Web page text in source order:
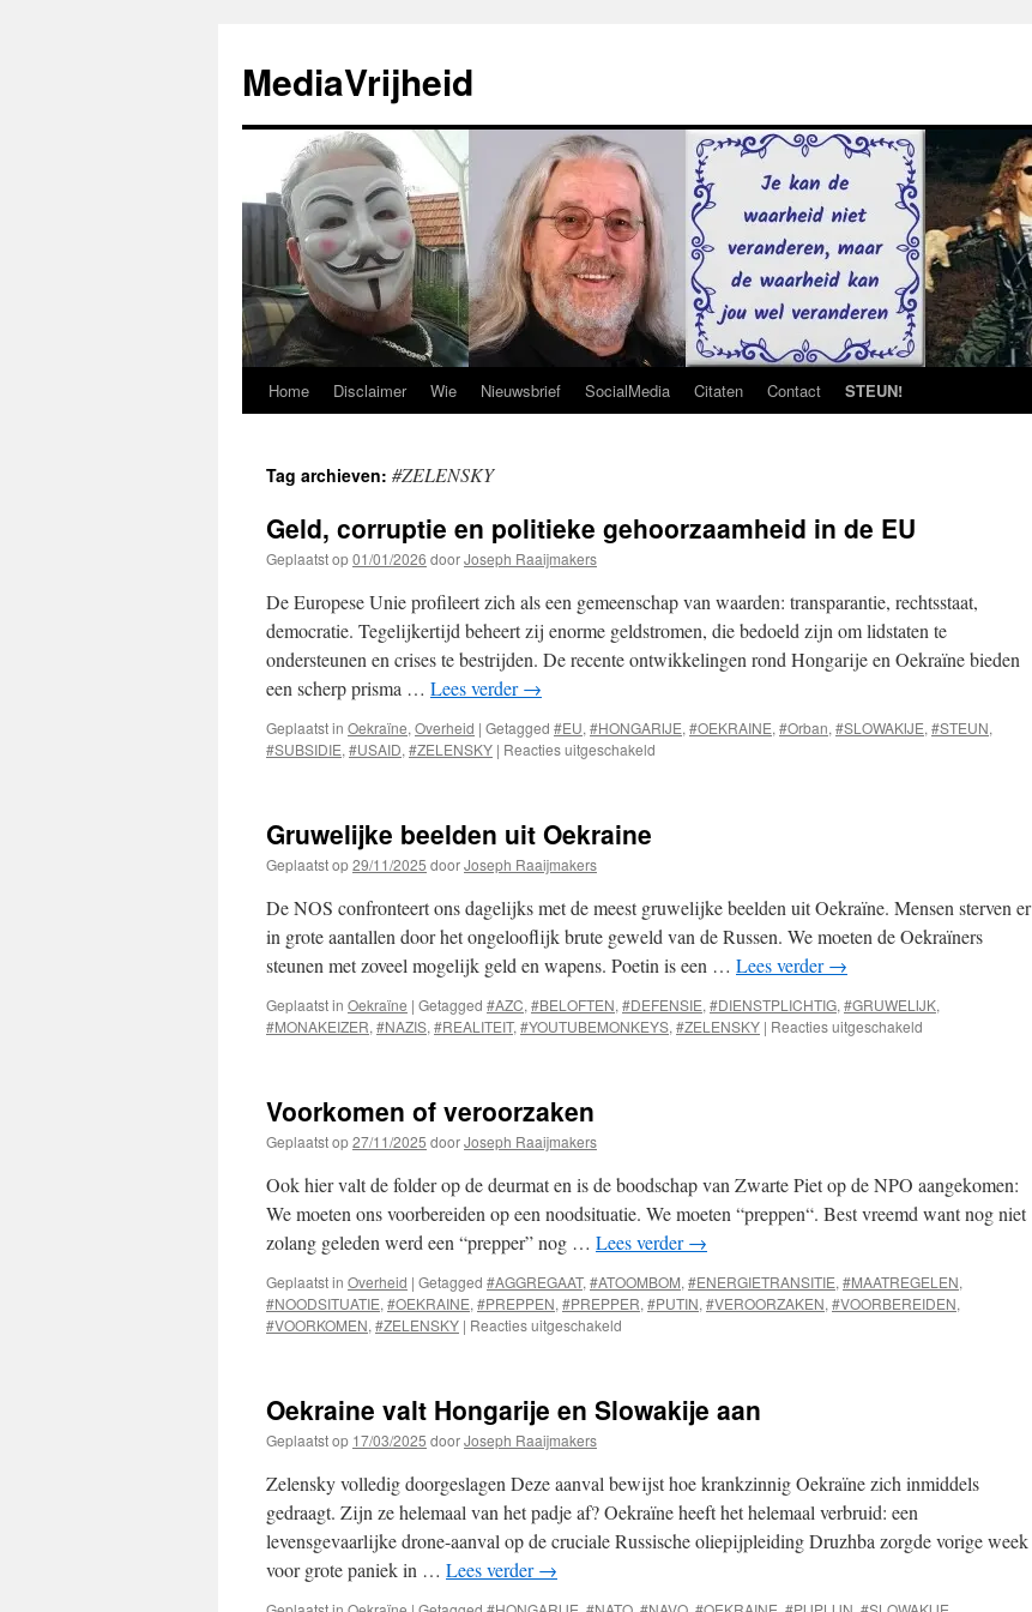
de
inhoud
MediaVrijheid
Home Disclaimer Wie Nieuwsbrief SocialMedia Citaten Contact STEUN!
Tag archieven: #ZELENSKY
Geld, corruptie en politieke gehoorzaamheid in de EU
Geplaatst op01/01/2026 doorJoseph Raaijmakers
De Europese Unie profileert zich als een gemeenschap van waarden: transparantie, rechtsstaat,
democratie. Tegelijkertijd beheert zij enorme geldstromen, die bedoeld zijn om lidstaten te
ondersteunen en crises te bestrijden. De recente ontwikkelingen rond Hongarije en Oekraïne bieden
een scherp prisma … Lees verder→
Geplaatst in Oekraïne, Overheid | Getagged #EU, #HONGARIJE, #OEKRAINE, #Orban, #SLOWAKIJE, #STEUN,
#SUBSIDIE, #USAID, #ZELENSKY | Reacties uitgeschakeld
EU
Gruwelijke beelden uit Oekraine
Geplaatst op29/11/2025 doorJoseph Raaijmakers
De NOS confronteert ons dagelijks met de meest gruwelijke beelden uit Oekraïne. Mensen sterven er
in grote aantallen door het ongelooflijk brute geweld van de Russen. We moeten de Oekraïners
steunen met zoveel mogelijk geld en wapens. Poetin is een … Lees verder→
Geplaatst in Oekraïne | Getagged #AZC, #BELOFTEN, #DEFENSIE, #DIENSTPLICHTIG, #GRUWELIJK,
#MONAKEIZER, #NAZIS, #REALITEIT, #YOUTUBEMONKEYS, #ZELENSKY | Reacties uitgeschakeld
Voorkomen of veroorzaken
Geplaatst op27/11/2025 doorJoseph Raaijmakers
Ook hier valt de folder op de deurmat en is de boodschap van Zwarte Piet op de NPO aangekomen:
We moeten ons voorbereiden op een noodsituatie. We moeten “preppen“. Best vreemd want nog niet
zolang geleden werd een “prepper” nog … Lees verder→
Geplaatst in Overheid | Getagged #AGGREGAAT, #ATOOMBOM, #ENERGIETRANSITIE, #MAATREGELEN,
#NOODSITUATIE, #OEKRAINE, #PREPPEN, #PREPPER, #PUTIN, #VEROORZAKEN, #VOORBEREIDEN,
#VOORKOMEN, #ZELENSKY | Reacties uitgeschakeld
Oekraine valt Hongarije en Slowakije aan
Geplaatst op 17/03/2025 doorJoseph Raaijmakers
Zelensky volledig doorgeslagen Deze aanval bewijst hoe krankzinnig Oekraïne zich inmiddels
gedraagt. Zijn ze helemaal van het padje af? Oekraïne heeft het helemaal verbruid: een
levensgevaarlijke drone-aanval op de cruciale Russische oliepijpleiding Druzhba zorgde vorige week
voor grote paniek in … Lees verder→